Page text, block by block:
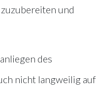
und
des
nicht langweilig auf